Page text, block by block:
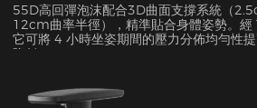
55D高回彈泡沫配合3D曲面支撐系統（
12cm曲率半徑），精準貼合身體姿勢。經
它可將 4 小時坐姿期間的壓力分佈均勻性
降低 38%。